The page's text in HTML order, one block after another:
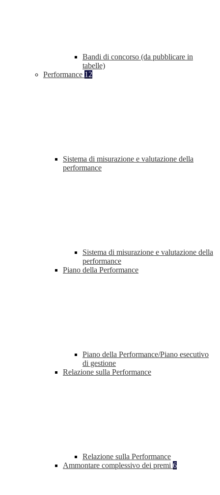
Bandi di concorso (da pubblicare in
tabelle)
Performance 12
Sistema di misurazione e valutazione della
performance
Sistema di misurazione e valutazione della
performance
Piano della Performance
Piano della Performance/Piano esecutivo
di gestione
Relazione sulla Performance
Relazione sulla Performance
Ammontare complessivo dei premi 6